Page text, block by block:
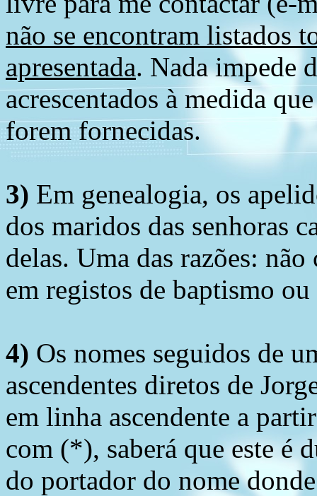
não se encontram listados
apresentada. Nada impede
acrescentados à medida
forem fornecidas.
3) Em genealogia, os
dos maridos das senhoras
delas. Uma das razões:
em registos de baptismo
4) Os nomes seguidos de
ascendentes diretos de
em linha ascendente a
com (*), saberá que este é
do portador do nome